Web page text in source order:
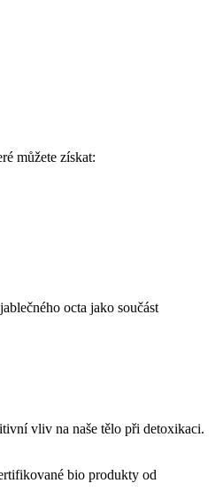
můžete získat:
octa jako součást
vliv na naše tělo při detoxikaci.
bio produkty od